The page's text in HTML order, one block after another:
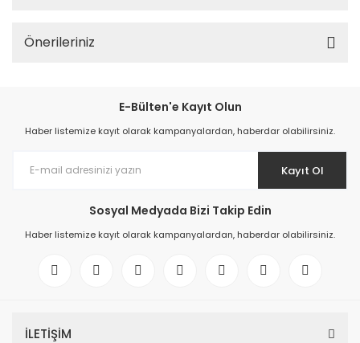
Önerileriniz
E-Bülten'e Kayıt Olun
Haber listemize kayıt olarak kampanyalardan, haberdar olabilirsiniz.
Kayıt Ol
Sosyal Medyada Bizi Takip Edin
Haber listemize kayıt olarak kampanyalardan, haberdar olabilirsiniz.
İLETİŞİM